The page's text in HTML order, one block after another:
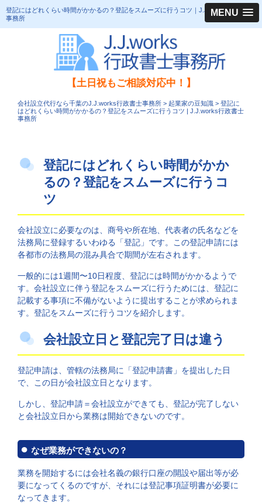
MENU
登記にはどれくらい時間がかかるの？登記をスムーズに行うコツ｜J.J.works行政書士
事務所
【土日祝もご相談対応中！】
会社設立代行なら千葉のJ.J.works行政書士事務所 > 起業家の豆知識 > 登記に
はどれくらい時間がかかるの？登記をスムーズに行うコツ | J.J.works行政書士
事務所
登記にはどれくらい時間がかか
るの？登記をスムーズに行うコ
ツ
会社設立に必要なのは、商号や所在地、代表者の氏名などを
法務局に登録するいわゆる「登記」です。この登記申請には
各都市の法務局の混み具合で期間が左右されます。
一般的には1週間〜10日程度、登記には時間がかかるようで
す。会社設立に伴う登記をスムーズに行うためには、登記に
記載する事項に不備がないように提出することが求められま
す。登記をスムーズに行うコツを紹介します。
会社設立日と登記完了日は違う
登記申請は、管轄の法務局に「登記申請書」を提出した日
で、この日が会社設立日となります。
しかし、登記申請＝会社設立ができても、登記が完了しない
と会社設立日から業務は開始できないのです。
なぜ業務ができないの？
業務を開始するには会社名義の銀行口座の開設や届出等が必
要になってくるのですが、それには登記事項証明書が必要に
なってきます。